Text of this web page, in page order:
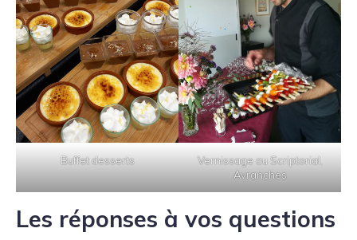
Buffet desserts
Vernissage au Scriptorial,
Avranches
Les réponses à vos questions